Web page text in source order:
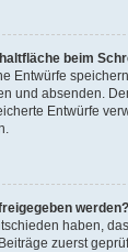
beim
Entwürfe
und absenden.
Entwürfe
werden?
haben,
zuerst